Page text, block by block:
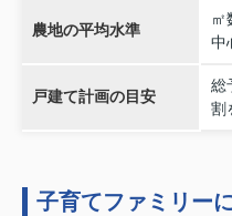
農地の平均水準
㎡
中
戸建て計画の目安
総
割
子育てファミリー